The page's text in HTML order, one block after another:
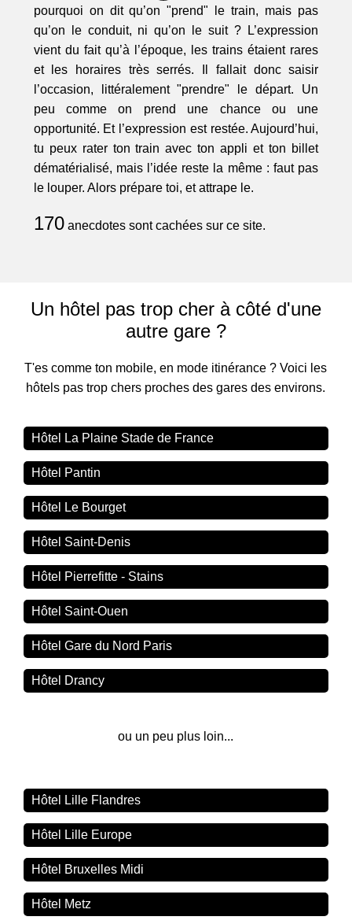
pourquoi on dit qu’on "prend" le train, mais pas
qu’on le conduit, ni qu’on le suit ? L’expression
vient du fait qu’à l’époque, les trains étaient rares
et les horaires très serrés. Il fallait donc saisir
l’occasion, littéralement "prendre" le départ. Un
peu comme on prend une chance ou une
opportunité. Et l’expression est restée. Aujourd’hui,
tu peux rater ton train avec ton appli et ton billet
dématérialisé, mais l’idée reste la même : faut pas
le louper. Alors prépare toi, et attrape le.
170anecdotes sont cachées sur ce site.
Un hôtel pas trop cher à côté d'une
autre gare ?
T'es comme ton mobile, en mode itinérance ? Voici les
hôtels pas trop chers proches des gares des environs.
Hôtel La Plaine Stade de France
Hôtel Pantin
Hôtel Le Bourget
Hôtel Saint-Denis
Hôtel Pierrefitte - Stains
Hôtel Saint-Ouen
Hôtel Gare du Nord Paris
Hôtel Drancy
ou un peu plus loin...
Hôtel Lille Flandres
Hôtel Lille Europe
Hôtel Bruxelles Midi
Hôtel Metz